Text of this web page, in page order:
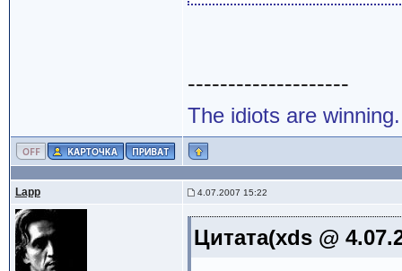
--------------------
The idiots are winning.
Lapp 4.07.2007 15:22
Цитата(xds @